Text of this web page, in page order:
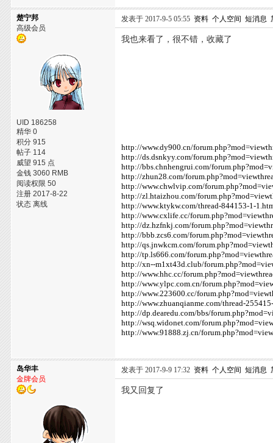
楚宁邦
高级会员
UID 186258
精华 0
积分 915
帖子 114
威望 915 点
金钱 3060 RMB
阅读权限 50
注册 2017-8-22
状态 离线
发表于 2017-9-5 05:55 资料 个人空间 短消息
我也来看了，很不错，收藏了
http://www.dy900.cn/
http://ds.dsnkyy.com/
http://bbs.chnhengrui.com/
http://zhun28.com/
http://www.chwlvip.com/
http://zl.htaizhou.com/
http://www.ktykw.com/thread-844153-1-
http://www.cxlife.cc/
http://dz.hzfnkj.com/
http://bbb.zcs6.com/
http://qs.jnwkcm.com/
http://tp.ls666.com/
http://xn--m1xt43d.club/
http://www.hhc.cc/
http://www.ylpc.com.cn/
http://www.223600.cc/
http://www.zhuanqianme.com/thread-
http://dp.dearedu.com/bbs/
http://wsq.widonet.com/
http://www.91888.zj.cn/
岛华丰
金牌会员
发表于 2017-9-9 17:32 资料 个人空间 短消息
我又回复了